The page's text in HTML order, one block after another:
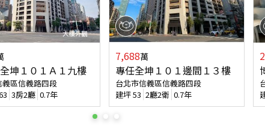
坤１０１Ａ１九樓
義區信義路四段
3房2廳 0.7年
7,688萬
專任全坤１０１邊間１３樓
台北市信義區信義路四段
建坪53 2廳2衛 0.7年